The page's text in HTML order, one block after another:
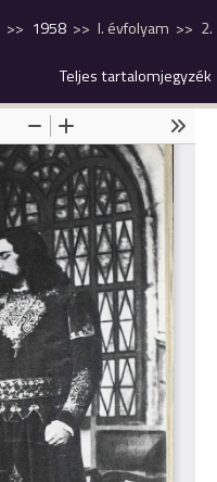
1958 I. évfolyam
2.
Teljes tartalomjegyzék